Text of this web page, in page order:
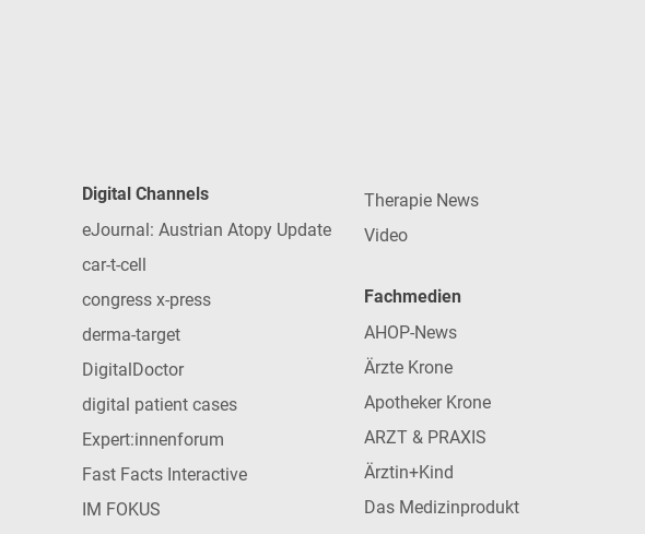
Digital Channels
eJournal: Austrian Atopy Update
car-t-cell
congress x-press
derma-target
DigitalDoctor
digital patient cases
Expert:innenforum
Fast Facts Interactive
IM FOKUS
Therapie News
Video
Fachmedien
AHOP-News
Ärzte Krone
Apotheker Krone
ARZT & PRAXIS
Ärztin+Kind
Das Medizinprodukt